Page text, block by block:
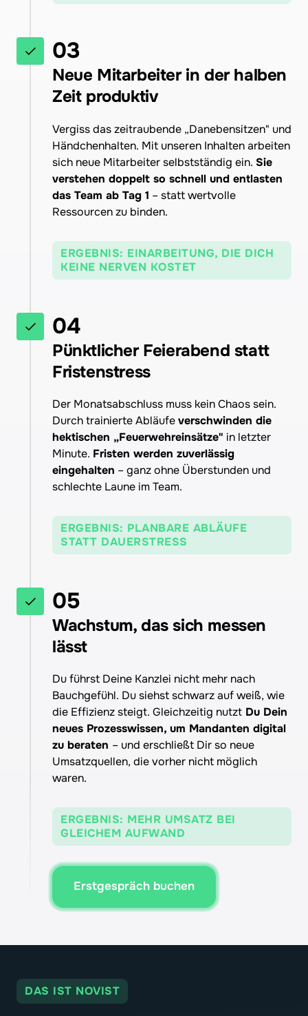
03
Neue Mitarbeiter in der halben
Zeit produktiv
Vergiss das zeitraubende „Danebensitzen" und
Händchenhalten. Mit unseren Inhalten arbeiten
sich neue Mitarbeiter selbstständig ein. Sie
verstehen doppelt so schnell und entlasten
das Team ab Tag 1 – statt wertvolle
Ressourcen zu binden.
ERGEBNIS: EINARBEITUNG, DIE DICH
KEINE NERVEN KOSTET
04
Pünktlicher Feierabend statt
Fristenstress
Der Monatsabschluss muss kein Chaos sein.
Durch trainierte Abläufe verschwinden die
hektischen „Feuerwehreinsätze" in letzter
Minute. Fristen werden zuverlässig
eingehalten – ganz ohne Überstunden und
schlechte Laune im Team.
ERGEBNIS: PLANBARE ABLÄUFE
STATT DAUERSTRESS
05
Wachstum, das sich messen
lässt
Du führst Deine Kanzlei nicht mehr nach
Bauchgefühl. Du siehst schwarz auf weiß, wie
die Effizienz steigt. Gleichzeitig nutzt Du Dein
neues Prozesswissen, um Mandanten digital
zu beraten – und erschließt Dir so neue
Umsatzquellen, die vorher nicht möglich
waren.
ERGEBNIS: MEHR UMSATZ BEI
GLEICHEM AUFWAND
Erstgespräch buchen
DAS IST NOVIST